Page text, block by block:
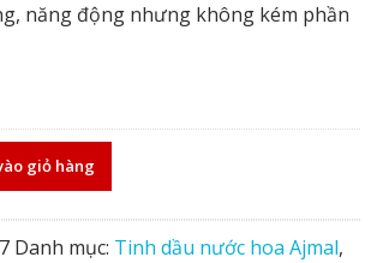
năng động nhưng không kém phần
giỏ hàng
Danh mục: Tinh dầu nước hoa Ajmal,